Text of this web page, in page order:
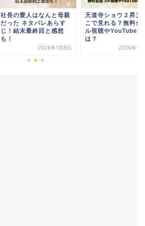
天道寺ショウ２昇天編 ど
こで見れる？無料全話フ
ル視聴やYouTube配信
は？
2026年1月22日
【狂隣人トナリサイ
キャストは誰？出演
のプロフィールを紹